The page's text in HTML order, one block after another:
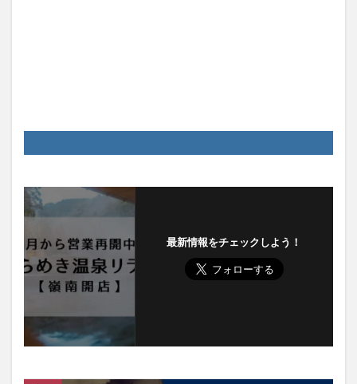
最新情報をチェックしよう！